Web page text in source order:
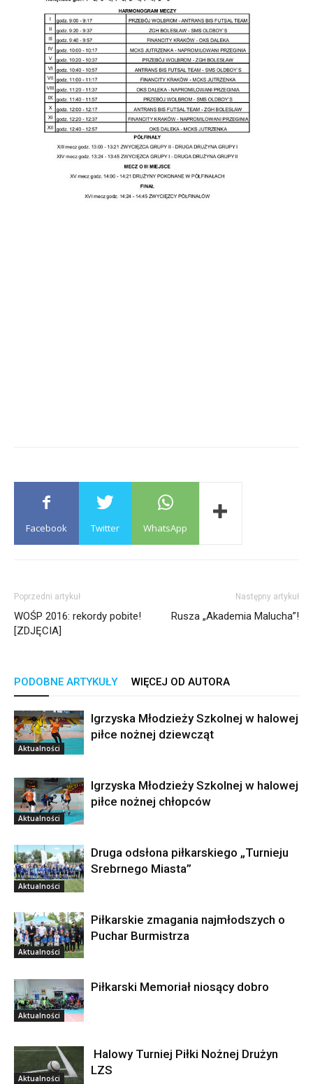
Facebook Twitter WhatsApp
Poprzedni artykuł
WOŚP 2016: rekordy pobite!
[ZDJĘCIA]
Następny artykuł
Rusza „Akademia Malucha”!
PODOBNE ARTYKUŁY WIĘCEJ OD AUTORA
Aktualności
Igrzyska Młodzieży Szkolnej w halowej
piłce nożnej dziewcząt
Aktualności
Igrzyska Młodzieży Szkolnej w halowej
piłce nożnej chłopców
Aktualności
Druga odsłona piłkarskiego „Turnieju
Srebrnego Miasta”
Aktualności
Piłkarskie zmagania najmłodszych o
Puchar Burmistrza
Aktualności
Piłkarski Memoriał niosący dobro
Aktualności
Halowy Turniej Piłki Nożnej Drużyn
LZS